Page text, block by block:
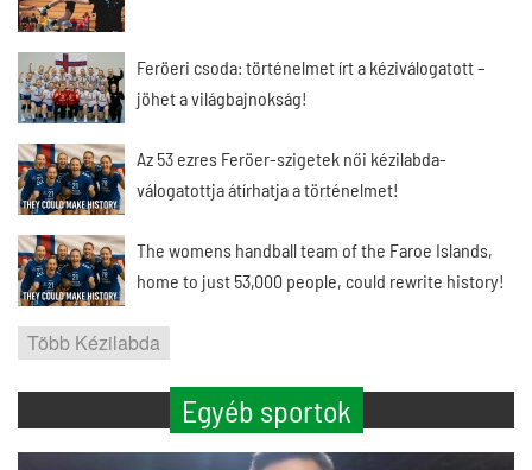
Feröeri csoda: történelmet írt a kéziválogatott –
jöhet a világbajnokság!
Az 53 ezres Feröer-szigetek női kézilabda-
válogatottja átírhatja a történelmet!
The womens handball team of the Faroe Islands,
home to just 53,000 people, could rewrite history!
Több Kézilabda
Egyéb sportok